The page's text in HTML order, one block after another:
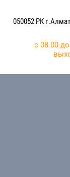
050052 РК
с 08.00